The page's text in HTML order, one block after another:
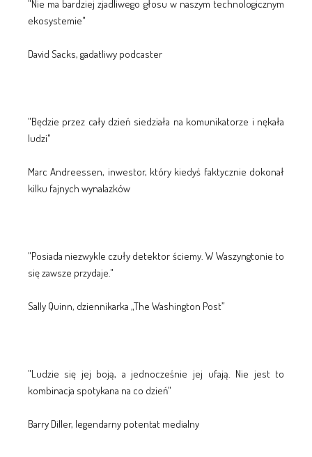
"Nie ma bardziej zjadliwego głosu w naszym technologicznym
ekosystemie"
David Sacks, gadatliwy podcaster
"Będzie przez cały dzień siedziała na komunikatorze i nękała
ludzi"
Marc Andreessen, inwestor, który kiedyś faktycznie dokonał
kilku fajnych wynalazków
"Posiada niezwykle czuły detektor ściemy. W Waszyngtonie to
się zawsze przydaje."
Sally Quinn, dziennikarka „The Washington Post”
"Ludzie się jej boją, a jednocześnie jej ufają. Nie jest to
kombinacja spotykana na co dzień"
Barry Diller, legendarny potentat medialny